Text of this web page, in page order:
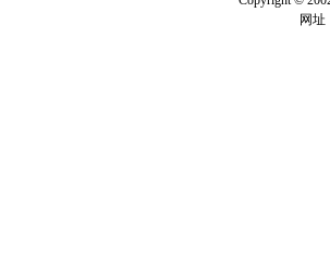
网址